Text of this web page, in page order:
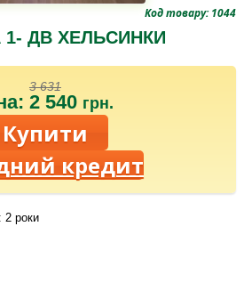
1- ДВ ХЕЛЬСИНКИ
Код товару: 1044
3 631
2 540 грн.
кредит
2 роки